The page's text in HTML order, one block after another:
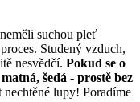
Studený vzduch,
nesvědčí. Pokud se o
šedá - prostě bez
lupy! Poradíme